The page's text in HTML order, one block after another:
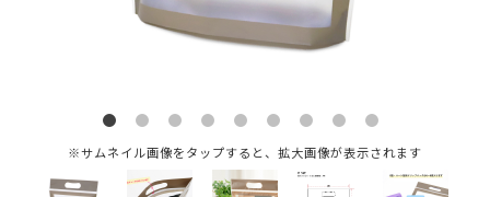
※サムネイル画像をタップすると、拡大画像が表示されます